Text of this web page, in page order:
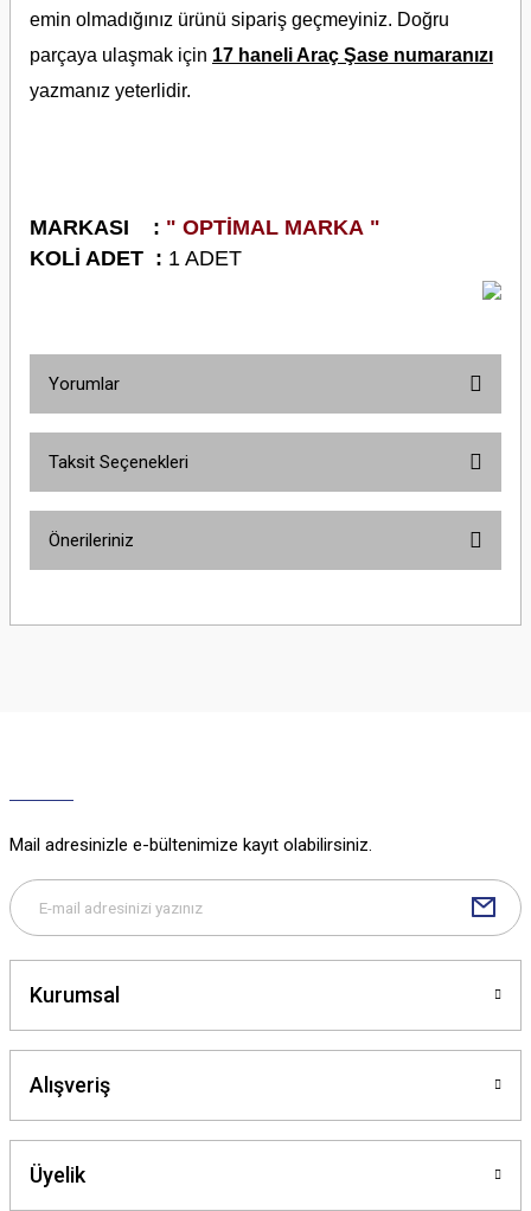
emin olmadığınız ürünü sipariş geçmeyiniz. Doğru
parçaya ulaşmak için 17 haneli Araç Şase numaranızı
yazmanız yeterlidir.
MARKASI : " OPTİMAL MARKA "
KOLİ ADET : 1 ADET
Yorumlar
Taksit Seçenekleri
Önerileriniz
yetersiz gördüğünüz noktaları öneri formunu kullanarak tarafımıza
Bu ürüne benzer farklı alternatifler olmalı.
Mail adresinizle e-bültenimize kayıt olabilirsiniz.
Kurumsal
Alışveriş
Üyelik